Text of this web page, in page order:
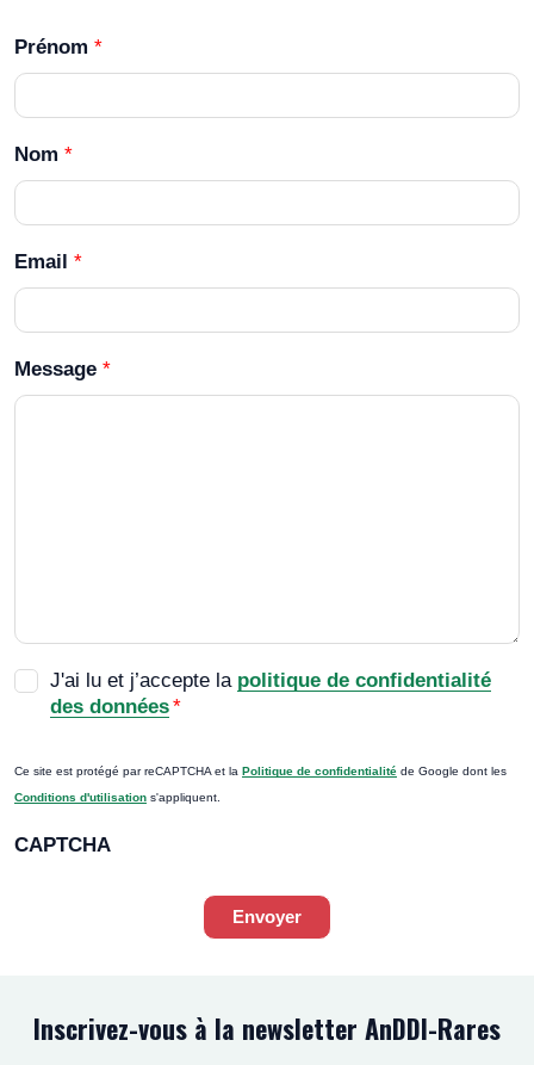
Prénom *
Nom *
Email *
Message *
RGPD *
J'ai lu et j’accepte la politique de confidentialité
des données*
Ce site est protégé par reCAPTCHA et la Politique de confidentialité de Google dont les
Conditions d'utilisation s'appliquent.
CAPTCHA
Envoyer
Inscrivez-vous à la newsletter AnDDI-Rares